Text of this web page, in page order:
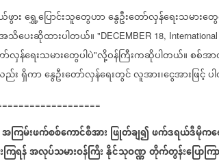
ဖွားရွှေ့ပြောင်းသူတွေဟာနွေဦးတော်လှန်ရေးသမား
သိပေးဆိုထားပါတယ်။ "DECEMBER 18,
ာ်လှန်ရေးသမားတွေပါပဲ"လို့ဝန်ကြီးကဆိုပါတယ်။စစ်အာ
ည်းရှိကာနွေဦးတော်လှန်ရေးတွင်လူအား၊ငွေအားဖြင့်ပ
အကြမ်းဖက်စစ်ကောင်စီအား ဖြုတ်ချ၍ဖက်ဒရယ်ဒီမိုကရ
ြရန်အလုပ်သမားဝန်ကြီးနိုင်သုဝဏ္ဏတိုက်တွန်းပြောကြ